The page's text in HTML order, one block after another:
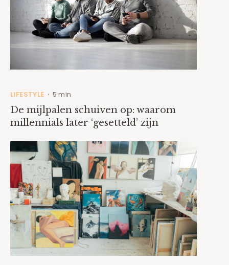
LIFESTYLE • 5 min
De mijlpalen schuiven op: waarom
millennials later ‘gesetteld’ zijn